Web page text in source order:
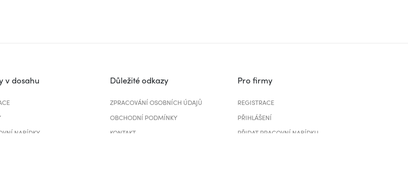
v dosahu
NABÍDKY
Důležité odkazy
ZPRACOVÁNÍ OSOBNÍCH ÚDAJŮ
OBCHODNÍ PODMÍNKY
KONTAKT
Pro firmy
REGISTRACE
PŘIHLÁŠENÍ
PŘIDAT PRACOVNÍ NABÍDKU